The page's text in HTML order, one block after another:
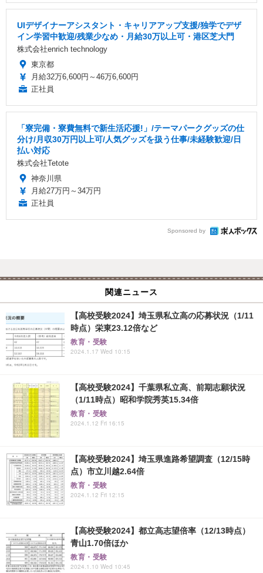
UIデザイナーアシスタント・キャリアアップ支援/独学でデザ
イン学習中歓迎/残業少なめ・月給30万以上可・港区芝大門
株式会社enrich technology
東京都
月給32万6,600円～46万6,600円
正社員
「寮完備・寮費無料で新生活応援!」/テーマパークグッズの仕
分け/月収30万円以上可/人気グッズを扱う仕事/未経験歓迎/日
払い対応
株式会社Tetote
神奈川県
月給27万円～34万円
正社員
Sponsored by
関連ニュース
【高校受験2024】埼玉県私立高の応募状況（1/11
時点）栄東23.12倍など
教育・受験
2024.1.17 Wed 10:15
【高校受験2024】千葉県私立高、前期志願状況
（1/11時点）昭和学院秀英15.34倍
教育・受験
2024.1.12 Fri 16:15
【高校受験2024】埼玉県進路希望調査（12/15時
点）市立川越2.64倍
教育・受験
2024.1.12 Fri 12:15
【高校受験2024】都立高志望倍率（12/13時点）
青山1.70倍ほか
教育・受験
2024.1.10 Wed 10:45